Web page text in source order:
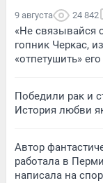
9 августа 24 842
«Не связывайся
гопник Черкас,
«отпетушить» его
Победили рак и
История любви
Автор
работала в
написала на